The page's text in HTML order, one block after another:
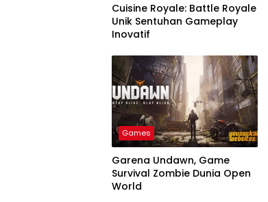
Cuisine Royale: Battle Royale
Unik Sentuhan Gameplay
Inovatif
Games
Garena Undawn, Game
Survival Zombie Dunia Open
World